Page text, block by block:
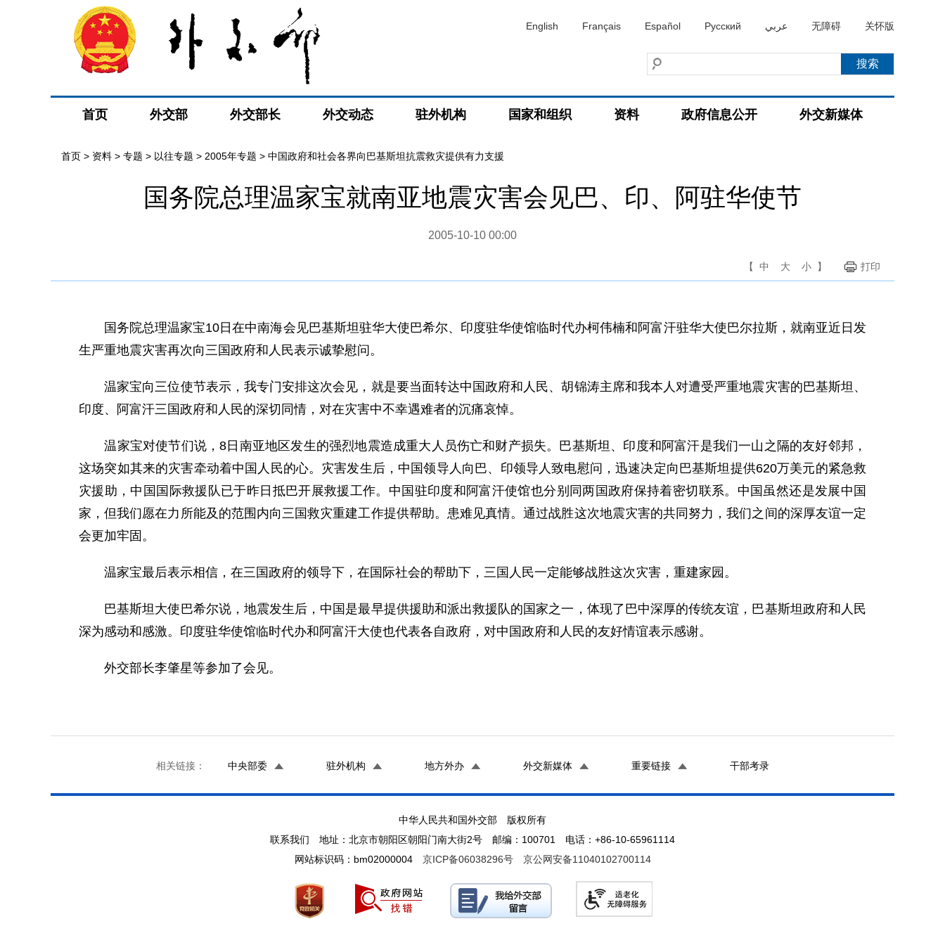
English Français Español Русский عربي 无障碍 关怀版
首页 外交部 外交部长 外交动态 驻外机构 国家和组织 资料 政府信息公开 外交新媒体
首页 > 资料 > 专题 > 以往专题 > 2005年专题 > 中国政府和社会各界向巴基斯坦抗震救灾提供有力支援
国务院总理温家宝就南亚地震灾害会见巴、印、阿驻华使节
2005-10-10 00:00
【 中 大 小 】 打印
国务院总理温家宝10日在中南海会见巴基斯坦驻华大使巴希尔、印度驻华使馆临时代办柯伟楠和阿富汗驻华大使巴尔拉斯，就南亚近日发
生严重地震灾害再次向三国政府和人民表示诚挚慰问。
温家宝向三位使节表示，我专门安排这次会见，就是要当面转达中国政府和人民、胡锦涛主席和我本人对遭受严重地震灾害的巴基斯坦、
印度、阿富汗三国政府和人民的深切同情，对在灾害中不幸遇难者的沉痛哀悼。
温家宝对使节们说，8日南亚地区发生的强烈地震造成重大人员伤亡和财产损失。巴基斯坦、印度和阿富汗是我们一山之隔的友好邻邦，
这场突如其来的灾害牵动着中国人民的心。灾害发生后，中国领导人向巴、印领导人致电慰问，迅速决定向巴基斯坦提供620万美元的紧急救
灾援助，中国国际救援队已于昨日抵巴开展救援工作。中国驻印度和阿富汗使馆也分别同两国政府保持着密切联系。中国虽然还是发展中国
家，但我们愿在力所能及的范围内向三国救灾重建工作提供帮助。患难见真情。通过战胜这次地震灾害的共同努力，我们之间的深厚友谊一定
会更加牢固。
温家宝最后表示相信，在三国政府的领导下，在国际社会的帮助下，三国人民一定能够战胜这次灾害，重建家园。
巴基斯坦大使巴希尔说，地震发生后，中国是最早提供援助和派出救援队的国家之一，体现了巴中深厚的传统友谊，巴基斯坦政府和人民
深为感动和感激。印度驻华使馆临时代办和阿富汗大使也代表各自政府，对中国政府和人民的友好情谊表示感谢。
外交部长李肇星等参加了会见。
相关链接： 中央部委 驻外机构 地方外办 外交新媒体 重要链接 干部考录
中华人民共和国外交部 版权所有
联系我们 地址：北京市朝阳区朝阳门南大街2号 邮编：100701 电话：+86-10-65961114
网站标识码：bm02000004 京ICP备06038296号 京公网安备11040102700114